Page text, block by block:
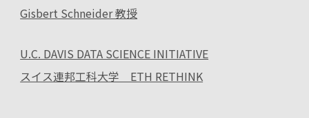
Gisbert Schneider 教授
U.C. DAVIS DATA SCIENCE INITIATIVE
スイス連邦工科大学 ETH RETHINK